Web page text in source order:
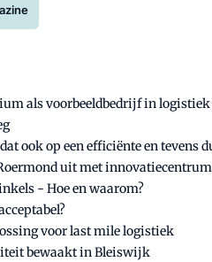
als voorbeeldbedrijf in logistiek
ook op een efficiënte en tevens
uit met innovatiecentrum
- Hoe en waarom?
voor last mile logistiek
bewaakt in Bleiswijk